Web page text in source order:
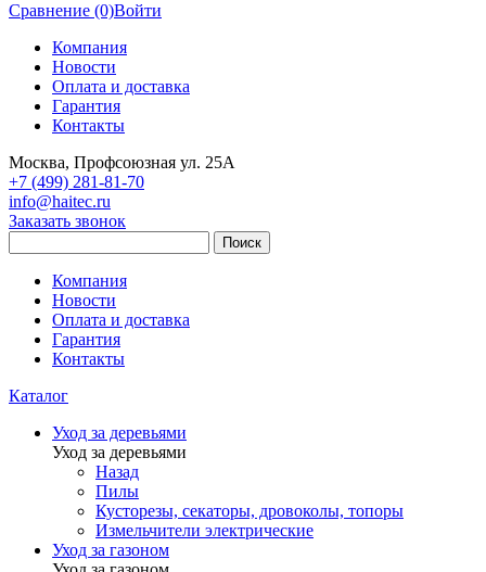
Сравнение (0)Войти
Компания
Новости
Оплата и доставка
Гарантия
Контакты
Москва, Профсоюзная ул. 25А
+7 (499) 281-81-70
info@haitec.ru
Заказать звонок
Поиск
Компания
Новости
Оплата и доставка
Гарантия
Контакты
Каталог
Уход за деревьями
Уход за деревьями
Назад
Пилы
Кусторезы, секаторы, дровоколы, топоры
Измельчители электрические
Уход за газоном